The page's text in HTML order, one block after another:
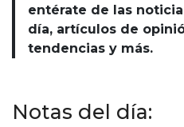
entérate de las
día, artículos de
tendencias y más.
Notas del día: